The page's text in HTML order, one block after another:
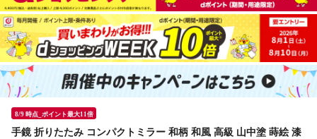
8/9 時点_ポイント最大11倍
手鏡 折りたたみ コンパクトミラー 和柄 和風 高級 山中塗 蒔絵 漆